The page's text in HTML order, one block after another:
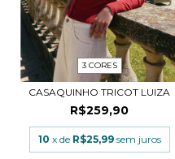
3 CORES
CASAQUINHO TRICOT LUIZA
R$259,90
10 x de R$25,99 sem juros